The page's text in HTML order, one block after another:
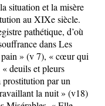
situation et la misère
au XIXe siècle.
pathétique, d’où
dans Les
pain » (v 7), « cœur qui
deuils et pleurs
par un
la nuit » (v18)